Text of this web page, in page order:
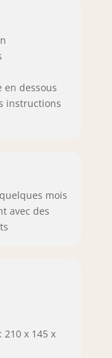
sont
qu'il
le service
vous
dessous
instructions
mois
avec des
x 145 x